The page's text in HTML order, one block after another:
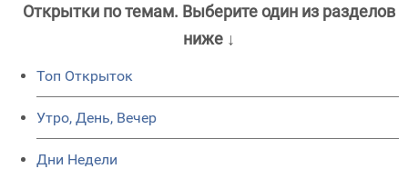
Открытки по темам. Выберите один из разделов
ниже ↓
Топ Открыток
Утро, День, Вечер
Дни Недели